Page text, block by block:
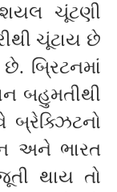
ચૂંટણી
ચૂંટાય છે
બ્રિટનમાં
બહુમતીથી
અને ભારત
થાય તો